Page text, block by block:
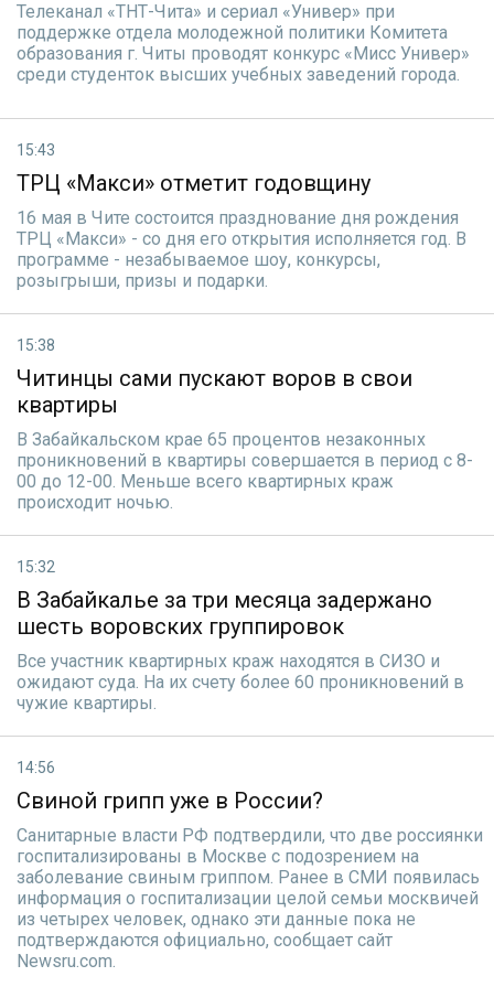
Телеканал «ТНТ-Чита» и сериал «Универ» при
поддержке отдела молодежной политики Комитета
образования г. Читы проводят конкурс «Мисс Универ»
среди студенток высших учебных заведений города.
15:43
ТРЦ «Макси» отметит годовщину
16 мая в Чите состоится празднование дня рождения
ТРЦ «Макси» - со дня его открытия исполняется год. В
программе - незабываемое шоу, конкурсы,
розыгрыши, призы и подарки.
15:38
Читинцы сами пускают воров в свои
квартиры
В Забайкальском крае 65 процентов незаконных
проникновений в квартиры совершается в период с 8-
00 до 12-00. Меньше всего квартирных краж
происходит ночью.
15:32
В Забайкалье за три месяца задержано
шесть воровских группировок
Все участник квартирных краж находятся в СИЗО и
ожидают суда. На их счету более 60 проникновений в
чужие квартиры.
14:56
Cвиной грипп уже в России?
Санитарные власти РФ подтвердили, что две россиянки
госпитализированы в Москве с подозрением на
заболевание свиным гриппом. Ранее в СМИ появилась
информация о госпитализации целой семьи москвичей
из четырех человек, однако эти данные пока не
подтверждаются официально, сообщает сайт
Newsru.com.